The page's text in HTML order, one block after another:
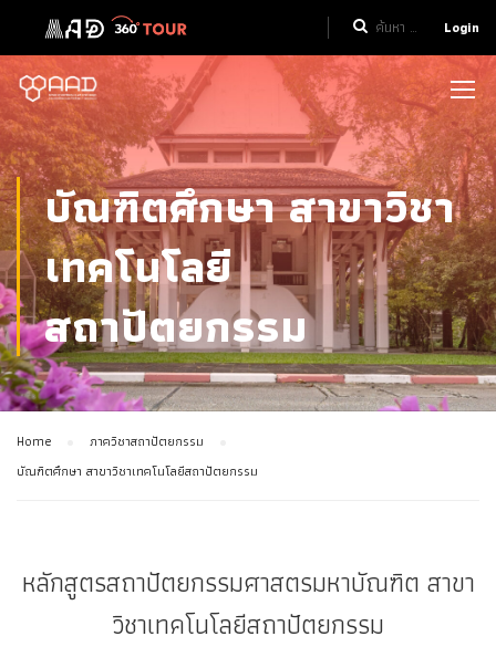
Login
บัณฑิตศึกษา สาขาวิชา
เทคโนโลยี
สถาปัตยกรรม
Home
ภาควิชาสถาปัตยกรรม
บัณฑิตศึกษา สาขาวิชาเทคโนโลยีสถาปัตยกรรม
หลักสูตรสถาปัตยกรรมศาสตรมหาบัณฑิต สาขา
วิชาเทคโนโลยีสถาปัตยกรรม